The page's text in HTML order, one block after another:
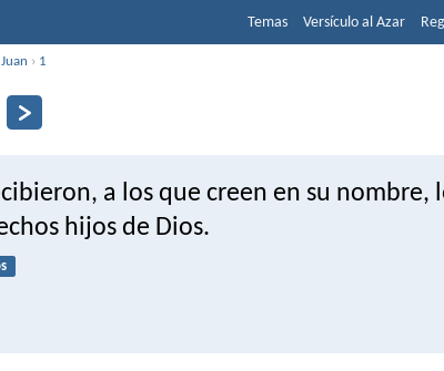
Temas Versículo al Azar
Juan › 1
a los que creen en su nombre,
hijos de Dios.